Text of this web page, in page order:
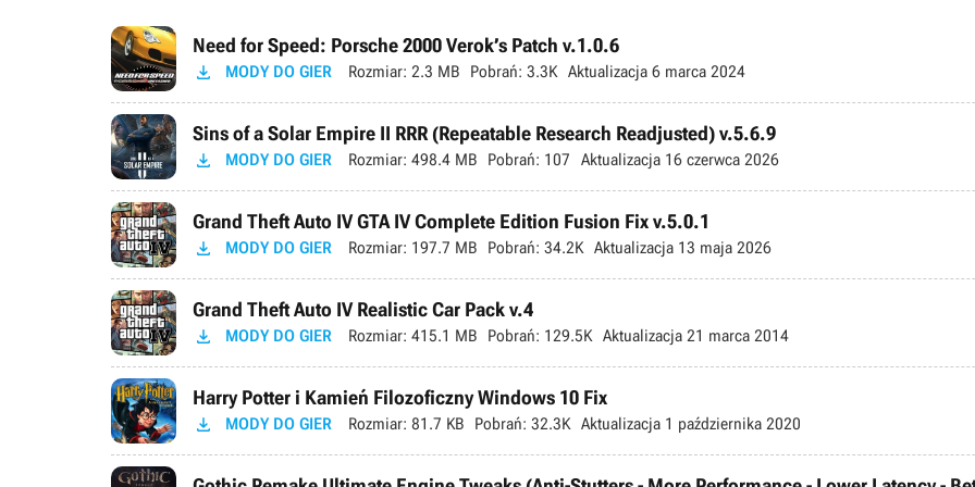
Need for Speed: Porsche 2000 Verok’s Patch v.1.0.6
 MODY DO GIER Rozmiar: 2.3 MB Pobrań: 3.3K Aktualizacja 6 marca 2024
Sins of a Solar Empire II RRR (Repeatable Research Readjusted) v.5.6.9
 MODY DO GIER Rozmiar: 498.4 MB Pobrań: 107 Aktualizacja 16 czerwca 2026
Grand Theft Auto IV GTA IV Complete Edition Fusion Fix v.5.0.1
 MODY DO GIER Rozmiar: 197.7 MB Pobrań: 34.2K Aktualizacja 13 maja 2026
Grand Theft Auto IV Realistic Car Pack v.4
 MODY DO GIER Rozmiar: 415.1 MB Pobrań: 129.5K Aktualizacja 21 marca 2014
Harry Potter i Kamień Filozoficzny Windows 10 Fix
 MODY DO GIER Rozmiar: 81.7 KB Pobrań: 32.3K Aktualizacja 1 października 2020